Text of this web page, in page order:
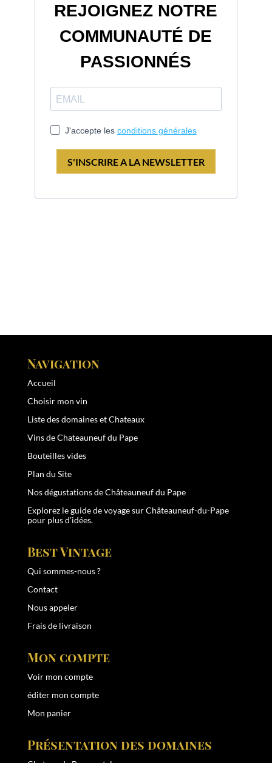
REJOIGNEZ NOTRE
COMMUNAUTÉ DE
PASSIONNÉS
J'accepte les conditions générales
S'INSCRIRE A LA NEWSLETTER
Navigation
Accueil
Choisir mon vin
Liste des domaines et Chateaux
Vins de Chateauneuf du Pape
Bouteilles vides
Plan du Site
Nos dégustations de Châteauneuf du Pape
Explorez leguide de voyage sur Châteauneuf-du-Pape
pour plus d’idées.
Best Vintage
Qui sommes-nous ?
Contact
Nous appeler
Frais de livraison
Mon compte
Voir mon compte
éditer mon compte
Mon panier
Présentation des domaines